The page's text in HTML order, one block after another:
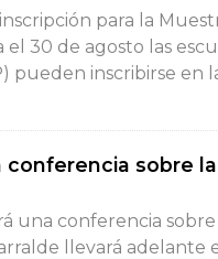
para la
30 de agosto las
pueden inscribirse en
conferencia sobre
una conferencia
llevará